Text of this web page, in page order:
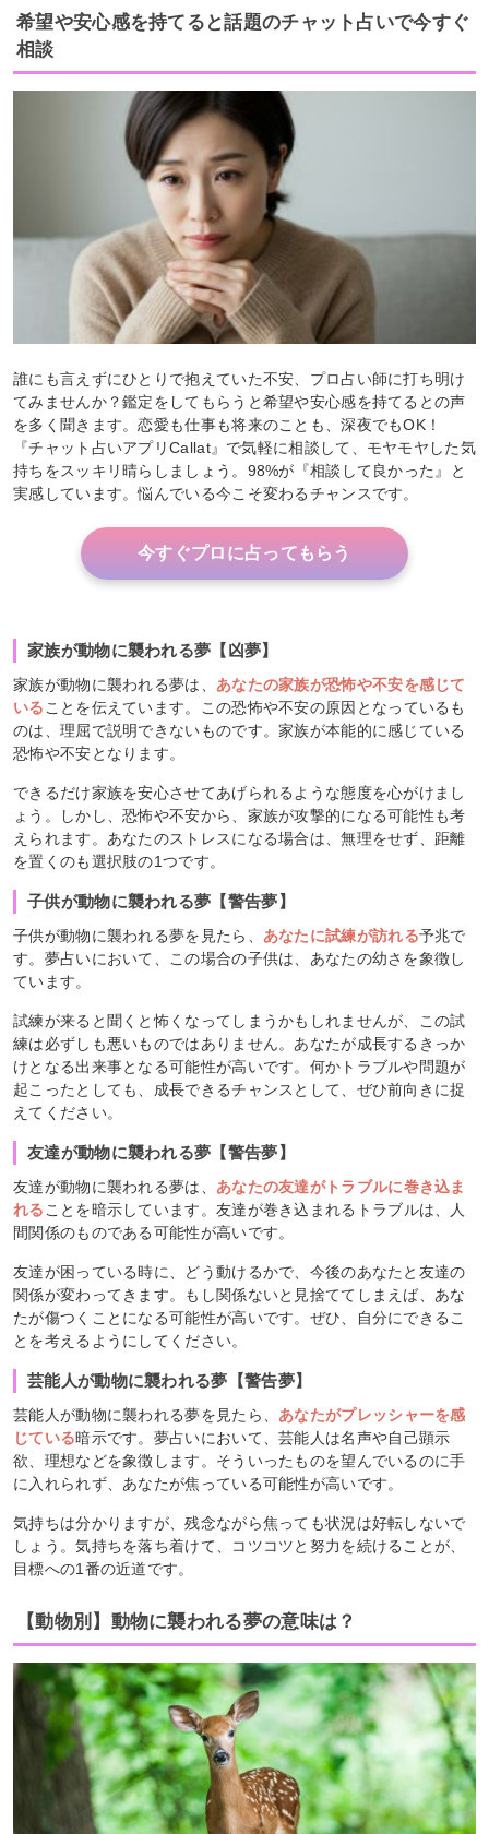
希望や安心感を持てると話題のチャット占いで今すぐ
相談
誰にも言えずにひとりで抱えていた不安、プロ占い師に打ち明け
てみませんか？鑑定をしてもらうと希望や安心感を持てるとの声
を多く聞きます。恋愛も仕事も将来のことも、深夜でもOK！
『チャット占いアプリCallat』で気軽に相談して、モヤモヤした気
持ちをスッキリ晴らしましょう。98%が『相談して良かった』と
実感しています。悩んでいる今こそ変わるチャンスです。
今すぐプロに占ってもらう
家族が動物に襲われる夢【凶夢】
家族が動物に襲われる夢は、 あなたの家族が恐怖や不安を感じて
いる ことを伝えています。この恐怖や不安の原因となっているも
のは、理屈で説明できないものです。家族が本能的に感じている
恐怖や不安となります。
できるだけ家族を安心させてあげられるような態度を心がけまし
ょう。しかし、恐怖や不安から、家族が攻撃的になる可能性も考
えられます。あなたのストレスになる場合は、無理をせず、距離
を置くのも選択肢の1つです。
子供が動物に襲われる夢【警告夢】
子供が動物に襲われる夢を見たら、 あなたに試練が訪れる予兆で
す。夢占いにおいて、この場合の子供は、あなたの幼さを象徴し
ています。
試練が来ると聞くと怖くなってしまうかもしれませんが、この試
練は必ずしも悪いものではありません。あなたが成長するきっか
けとなる出来事となる可能性が高いです。何かトラブルや問題が
起こったとしても、成長できるチャンスとして、ぜひ前向きに捉
えてください。
友達が動物に襲われる夢【警告夢】
友達が動物に襲われる夢は、 あなたの友達がトラブルに巻き込ま
れる ことを暗示しています。友達が巻き込まれるトラブルは、人
間関係のものである可能性が高いです。
友達が困っている時に、どう動けるかで、今後のあなたと友達の
関係が変わってきます。もし関係ないと見捨ててしまえば、あな
たが傷つくことになる可能性が高いです。ぜひ、自分にできるこ
とを考えるようにしてください。
芸能人が動物に襲われる夢【警告夢】
芸能人が動物に襲われる夢を見たら、 あなたがプレッシャーを感
じている暗示です。夢占いにおいて、芸能人は名声や自己顕示
欲、理想などを象徴します。そういったものを望んでいるのに手
に入れられず、あなたが焦っている可能性が高いです。
気持ちは分かりますが、残念ながら焦っても状況は好転しないで
しょう。気持ちを落ち着けて、コツコツと努力を続けることが、
目標への1番の近道です。
【動物別】動物に襲われる夢の意味は？